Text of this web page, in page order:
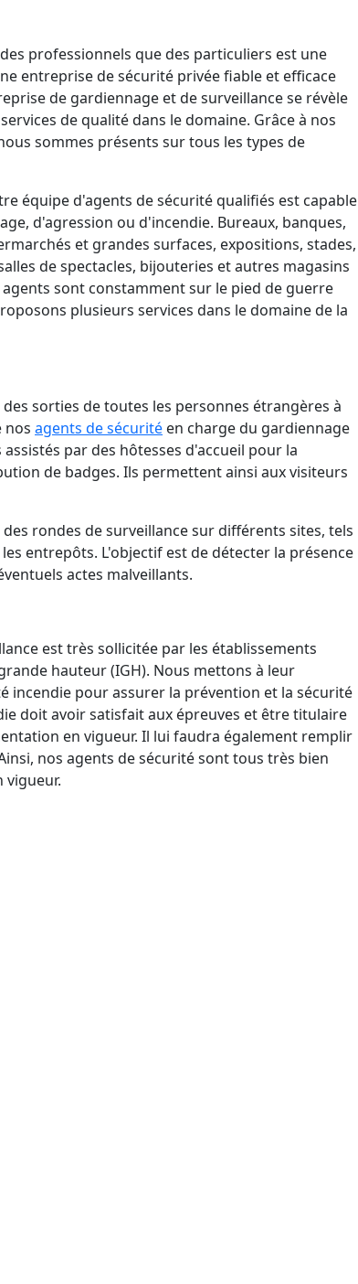
professionnels que des particuliers est une
entreprise de sécurité privée fiable et efficace
de gardiennage et de surveillance se révèle
de qualité dans le domaine. Grâce à nos
sommes présents sur tous les types de
équipe d'agents de sécurité qualifiés est capable
d'agression ou d'incendie. Bureaux, banques,
et grandes surfaces, expositions, stades,
de spectacles, bijouteries et autres magasins
sont constamment sur le pied de guerre
plusieurs services dans le domaine de la
sorties de toutes les personnes étrangères à
nos agents de sécurité en charge du gardiennage
par des hôtesses d'accueil pour la
de badges. Ils permettent ainsi aux visiteurs
rondes de surveillance sur différents sites, tels
entrepôts. L'objectif est de détecter la présence
actes malveillants.
est très sollicitée par les établissements
hauteur (IGH). Nous mettons à leur
incendie pour assurer la prévention et la sécurité
doit avoir satisfait aux épreuves et être titulaire
en vigueur. Il lui faudra également remplir
nos agents de sécurité sont tous très bien